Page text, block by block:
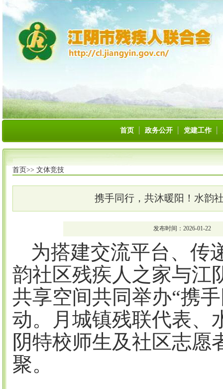
首页 政务公开 党建工作
首页>> 文体竞技
携手同行，共沐暖阳！水韵
发布时间：2026-01-22
为搭建交流平台、传
韵社区残疾人之家与江
共享空间共同举办“携
动。月城镇残联代表、
阴特校师生及社区志愿
聚。